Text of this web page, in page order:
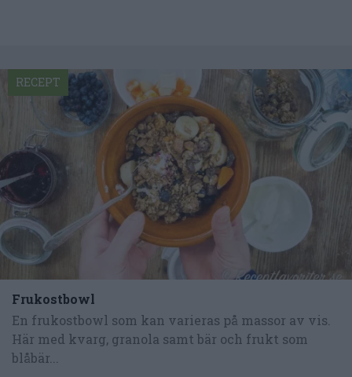
Frukostbowl
En frukostbowl som kan varieras på massor av vis.
Här med kvarg, granola samt bär och frukt som
blåbär...
RECEPT